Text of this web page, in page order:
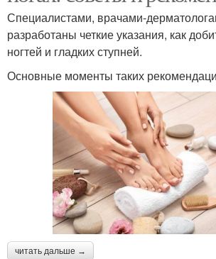
Специалистами, врачами-
разработаны четкие указания, как
ногтей и гладких ступней.
Основные моменты таких
читать дальше →